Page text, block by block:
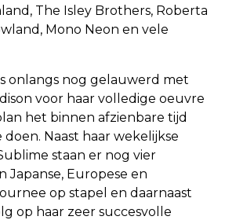
The Isley Brothers, Roberta
Mono Neon en vele
onlangs nog gelauwerd met
voor haar volledige oeuvre
het binnen afzienbare tijd
Naast haar wekelijkse
staan er nog vier
Japanse, Europese en
op stapel en daarnaast
op haar zeer succesvolle